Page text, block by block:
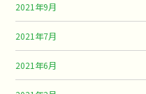
2021年9月
2021年7月
2021年6月